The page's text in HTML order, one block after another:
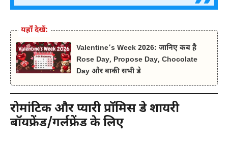
यहाँ देखें:
Valentine’s Week 2026: जानिए कब है
Rose Day, Propose Day, Chocolate
Day और बाकी सभी डे
रोमांटिक और प्यारी प्रॉमिस डे शायरी
बॉयफ्रेंड/गर्लफ्रेंड के लिए